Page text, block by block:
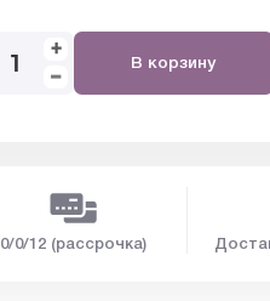
В корзину
0/0/12 (рассрочка)